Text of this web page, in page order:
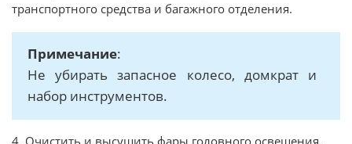
транспортного средства и багажного отделения.
Примечание:
Не убирать запасное колесо, домкрат и
набор инструментов.
4. Очистить и высушить фары головного освещения.